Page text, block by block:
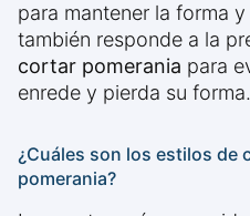
para mantener la forma
también responde a la
cortar pomerania para
enrede y pierda su forma.
¿Cuáles son los estilos de
pomerania?